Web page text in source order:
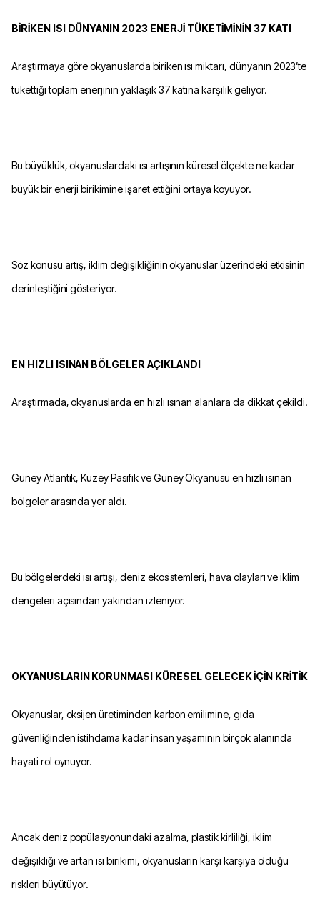
BİRİKEN ISI DÜNYANIN 2023 ENERJİ TÜKETİMİNİN 37 KATI
Araştırmaya göre okyanuslarda biriken ısı miktarı, dünyanın 2023’te
tükettiği toplam enerjinin yaklaşık 37 katına karşılık geliyor.
Bu büyüklük, okyanuslardaki ısı artışının küresel ölçekte ne kadar
büyük bir enerji birikimine işaret ettiğini ortaya koyuyor.
Söz konusu artış, iklim değişikliğinin okyanuslar üzerindeki etkisinin
derinleştiğini gösteriyor.
EN HIZLI ISINAN BÖLGELER AÇIKLANDI
Araştırmada, okyanuslarda en hızlı ısınan alanlara da dikkat çekildi.
Güney Atlantik, Kuzey Pasifik ve Güney Okyanusu en hızlı ısınan
bölgeler arasında yer aldı.
Bu bölgelerdeki ısı artışı, deniz ekosistemleri, hava olayları ve iklim
dengeleri açısından yakından izleniyor.
OKYANUSLARIN KORUNMASI KÜRESEL GELECEK İÇİN KRİTİK
Okyanuslar, oksijen üretiminden karbon emilimine, gıda
güvenliğinden istihdama kadar insan yaşamının birçok alanında
hayati rol oynuyor.
Ancak deniz popülasyonundaki azalma, plastik kirliliği, iklim
değişikliği ve artan ısı birikimi, okyanusların karşı karşıya olduğu
riskleri büyütüyor.